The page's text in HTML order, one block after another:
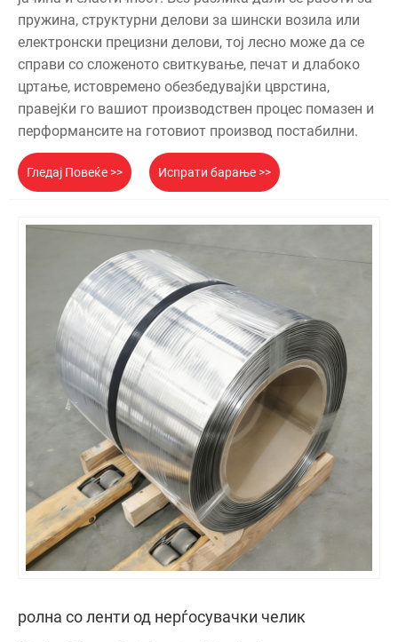
пружина, структурни делови за шински возила или
електронски прецизни делови, тој лесно може да се
справи со сложеното свиткување, печат и длабоко
цртање, истовремено обезбедувајќи цврстина,
правејќи го вашиот производствен процес помазен и
перформансите на готовиот производ постабилни.
Гледај Повеќе >> Испрати барање >>
ролна со ленти од нерѓосувачки челик